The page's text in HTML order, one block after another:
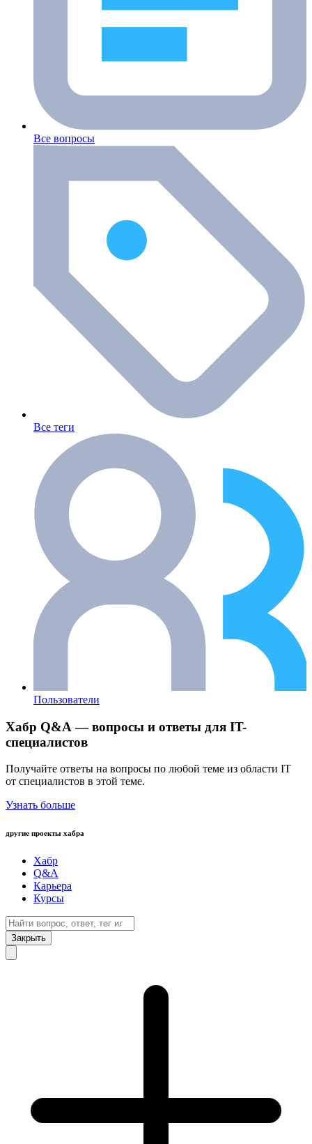
Все вопросы
Все теги
Пользователи
Хабр Q&A — вопросы и ответы для IT-
специалистов
Получайте ответы на вопросы по любой теме из области IT
от специалистов в этой теме.
Узнать больше
другие проекты хабра
Хабр
Q&A
Карьера
Курсы
Закрыть